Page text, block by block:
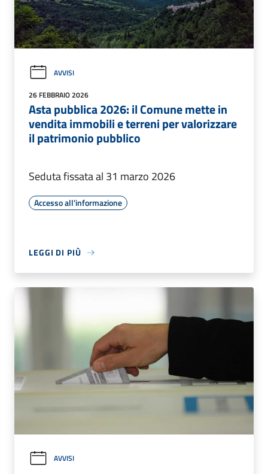
AVVISI
26 FEBBRAIO 2026
Asta pubblica 2026: il Comune mette in
vendita immobili e terreni per valorizzare
il patrimonio pubblico
Seduta fissata al 31 marzo 2026
Accesso all'informazione
LEGGI DI PIÙ
AVVISI